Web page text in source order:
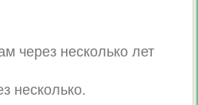
через несколько лет
несколько.